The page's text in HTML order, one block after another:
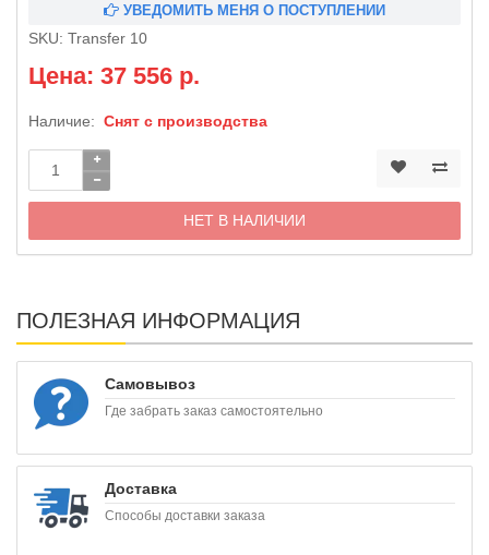
УВЕДОМИТЬ МЕНЯ О ПОСТУПЛЕНИИ
SKU: Transfer 10
Цена: 37 556 р.
Наличие: Снят с производства
НЕТ В НАЛИЧИИ
ПОЛЕЗНАЯ ИНФОРМАЦИЯ
Самовывоз
Где забрать заказ самостоятельно
Доставка
Способы доставки заказа